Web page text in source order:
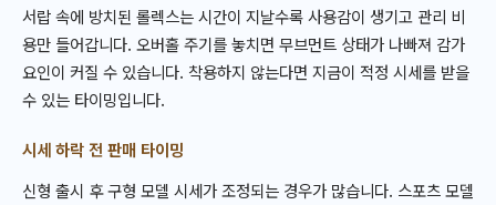
서랍 속에 방치된 롤렉스는 시간이 지날수록 사용감이 생기고 관리 비
용만 들어갑니다. 오버홀 주기를 놓치면 무브먼트 상태가 나빠져 감가
요인이 커질 수 있습니다. 착용하지 않는다면 지금이 적정 시세를 받을
수 있는 타이밍입니다.
시세 하락 전 판매 타이밍
신형 출시 후 구형 모델 시세가 조정되는 경우가 많습니다. 스포츠 모델